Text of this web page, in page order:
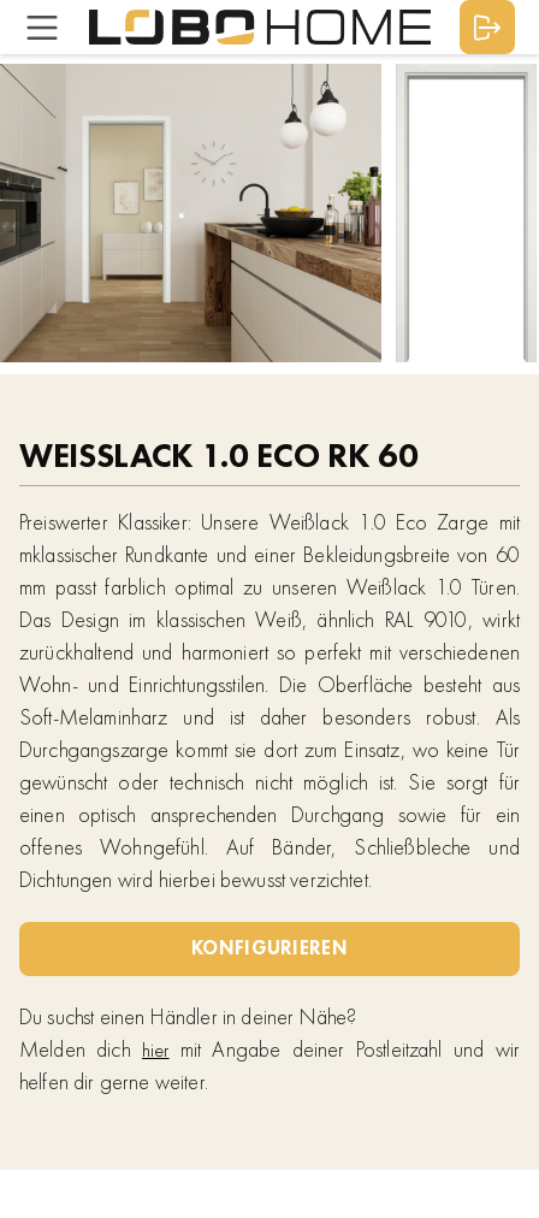
WEISSLACK 1.0 ECO RK 60
Preiswerter Klassiker: Unsere Weißlack 1.0 Eco Zarge mit
mklassischer Rundkante und einer Bekleidungsbreite von 60
mm passt farblich optimal zu unseren Weißlack 1.0 Türen.
Das Design im klassischen Weiß, ähnlich RAL 9010, wirkt
zurückhaltend und harmoniert so perfekt mit verschiedenen
Wohn- und Einrichtungsstilen. Die Oberfläche besteht aus
Soft-Melaminharz und ist daher besonders robust. Als
Durchgangszarge kommt sie dort zum Einsatz, wo keine Tür
gewünscht oder technisch nicht möglich ist. Sie sorgt für
einen optisch ansprechenden Durchgang sowie für ein
offenes Wohngefühl. Auf Bänder, Schließbleche und
Dichtungen wird hierbei bewusst verzichtet.
KONFIGURIEREN
Du suchst einen Händler in deiner Nähe?
Melden dich hier mit Angabe deiner Postleitzahl und wir
helfen dir gerne weiter.